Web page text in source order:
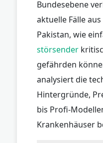
Bundesebene
aktuelle Fälle
Pakistan, wie
störsender
gefährden
analysiert die
Hintergründe,
bis Profi-
Krankenhäuser